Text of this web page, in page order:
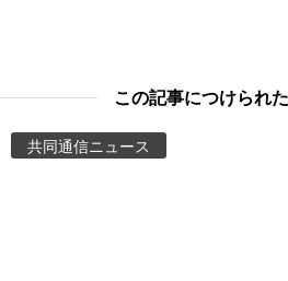
この記事につけられ
共同通信ニュース